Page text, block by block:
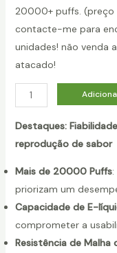
20000+ puffs. (preço
contacte-me para
unidades! não venda
atacado!
u
a
n
d
Destaques:
reprodução de sabor
Mais de 20000 Puffs:
priorizam um
Capacidade de E-
comprometer a
Resistência de Malha